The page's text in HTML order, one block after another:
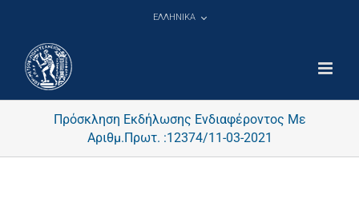
ΕΛΛΗΝΙΚΑ
Πρόσκληση Εκδήλωσης Ενδιαφέροντος Με
Αριθμ.Πρωτ. :12374/11-03-2021